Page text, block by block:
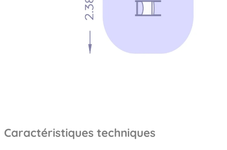
Caractéristiques techniques